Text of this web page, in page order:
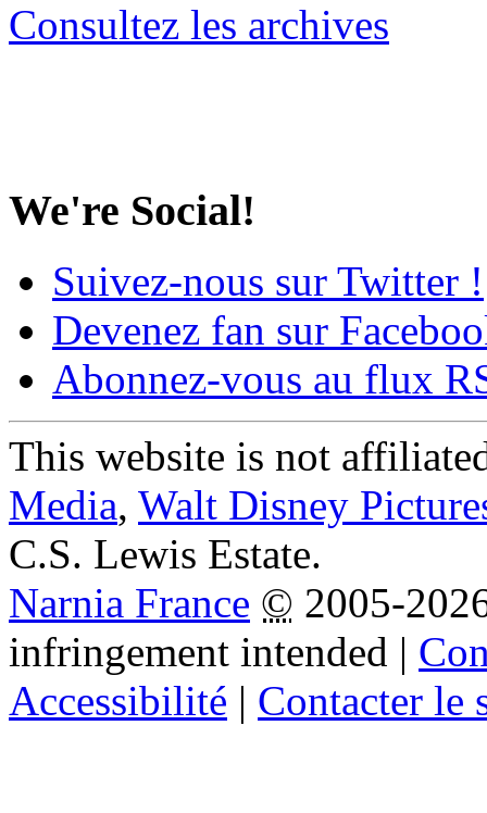
Consultez les archives
We're Social!
Suivez-nous sur Twitter !
Devenez fan sur
Abonnez-vous au flux
This website is not
Media, Walt Disney
C.S. Lewis Estate.
Narnia France © 2005-
infringement intended |
Accessibilité | Contacter le